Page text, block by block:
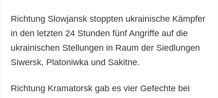
Richtung Slowjansk stoppten ukrainische Kämpfer
in den letzten 24 Stunden fünf Angriffe auf die
ukrainischen Stellungen in Raum der Siedlungen
Siwersk, Platoniwka und Sakitne.
Richtung Kramatorsk gab es vier Gefechte bei